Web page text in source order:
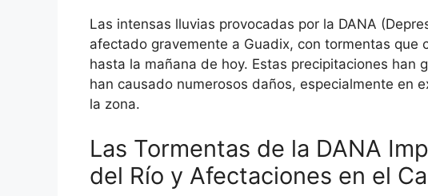
Las intensas lluvias provocadas por la DANA
afectado gravemente a Guadix, con tormentas que
hasta la mañana de hoy. Estas precipitaciones han
han causado numerosos daños, especialmente en
la zona.
Las Tormentas de la DANA
del Río y Afectaciones en el